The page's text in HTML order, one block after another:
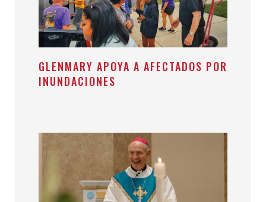
GLENMARY APOYA A AFECTADOS POR
INUNDACIONES